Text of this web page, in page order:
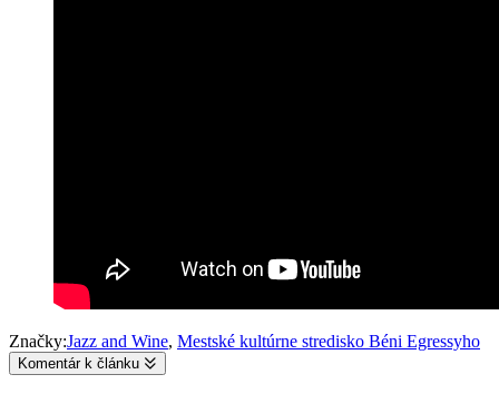
Značky:Jazz and Wine, Mestské kultúrne stredisko Béni Egressyho
Komentár k článku